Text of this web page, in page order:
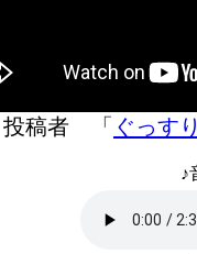
投稿者 「 ぐっす
♪